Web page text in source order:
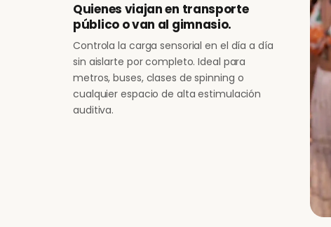
Quienes viajan en transporte
público o van al gimnasio.
Controla la carga sensorial en el día a día
sin aislarte por completo. Ideal para
metros, buses, clases de spinning o
cualquier espacio de alta estimulación
auditiva.